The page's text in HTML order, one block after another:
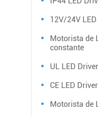
12V/24V
Motorista de
constante
UL LED Driver
CE LED Driver
Motorista de